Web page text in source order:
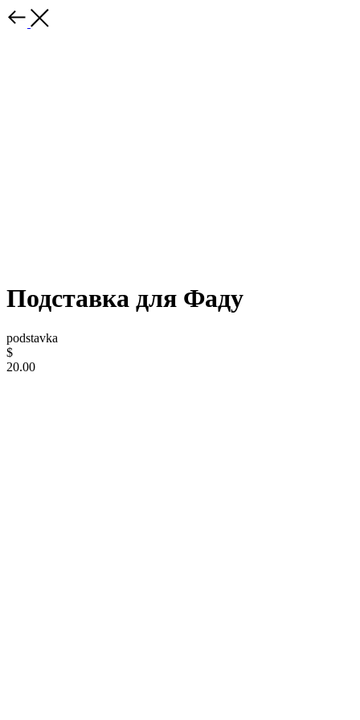
Подставка для Фаду
podstavka
$
20.00